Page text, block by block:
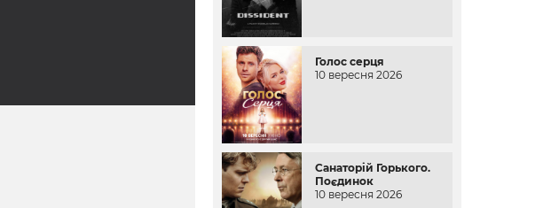
Голос серця
10 вересня 2026
Санаторій Горького.
Поєдинок
10 вересня 2026